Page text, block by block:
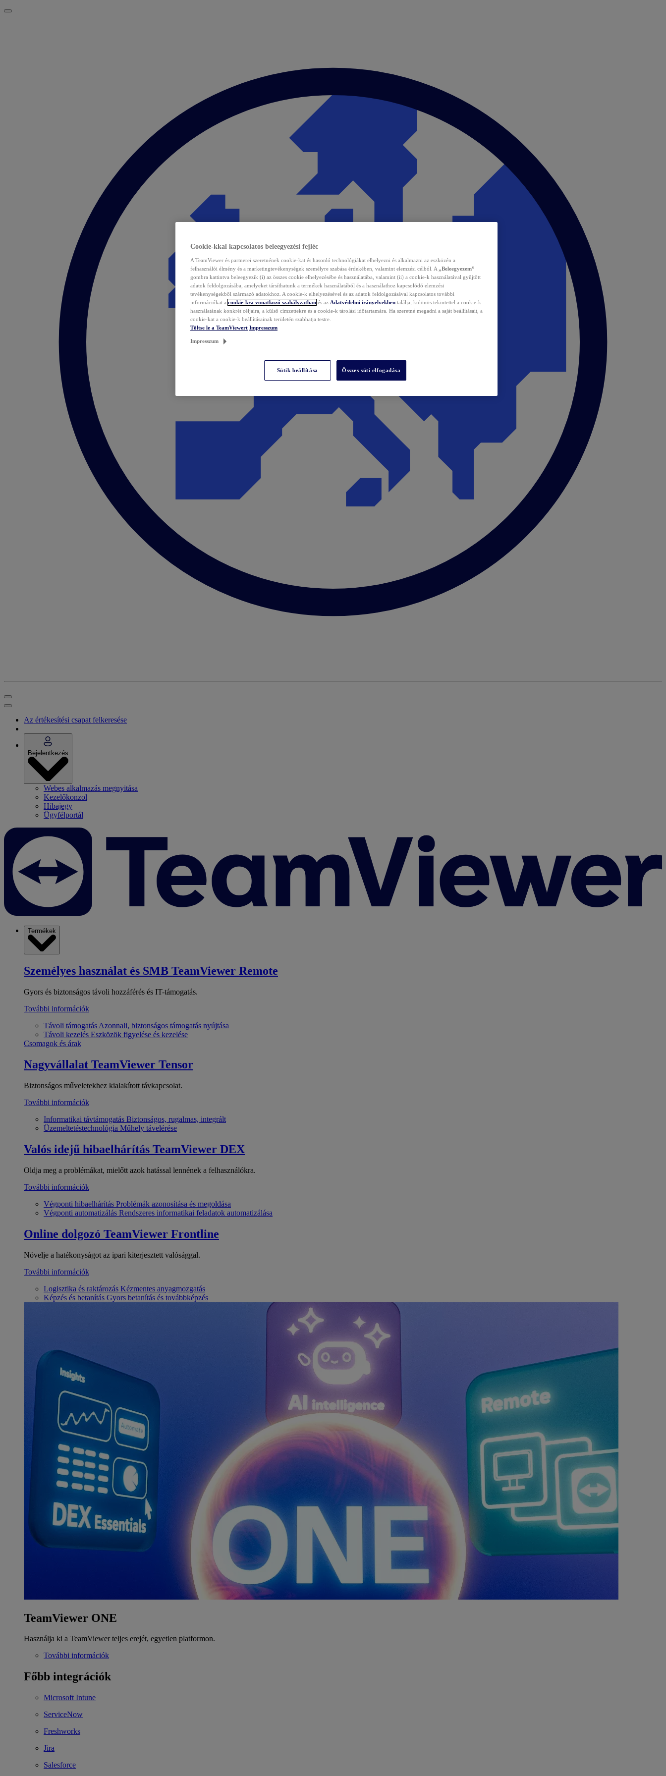
Az értékesítési csapat felkeresése
Bejelentkezés
Webes alkalmazás megnyitása
Kezelőkonzol
Hibajegy
Ügyfélportál
Termékek
Személyes használat és SMB TeamViewer Remote
Gyors és biztonságos távoli hozzáférés és IT-támogatás.
További információk
Távoli támogatás Azonnali, biztonságos támogatás nyújtása
Távoli kezelés Eszközök figyelése és kezelése
Csomagok és árak
Nagyvállalat TeamViewer Tensor
Biztonságos műveletekhez kialakított távkapcsolat.
További információk
Informatikai távtámogatás Biztonságos, rugalmas, integrált
Üzemeltetéstechnológia Műhely távelérése
Valós idejű hibaelhárítás TeamViewer DEX
Oldja meg a problémákat, mielőtt azok hatással lennének a felhasználókra.
További információk
Végponti hibaelhárítás Problémák azonosítása és megoldása
Végponti automatizálás Rendszeres informatikai feladatok automatizálása
Online dolgozó TeamViewer Frontline
Növelje a hatékonyságot az ipari kiterjesztett valósággal.
További információk
Logisztika és raktározás Kézmentes anyagmozgatás
Képzés és betanítás Gyors betanítás és továbbképzés
TeamViewer ONE
Használja ki a TeamViewer teljes erejét, egyetlen platformon.
További információk
Főbb integrációk
Microsoft Intune
ServiceNow
Freshworks
Jira
Salesforce
Cookie-kkal kapcsolatos beleegyezési fejléc
A TeamViewer és partnerei szeretnének cookie-kat és hasonló technológiákat elhelyezni és alkalmazni az eszközén a
felhasználói élmény és a marketingtevékenységek személyre szabása érdekében, valamint elemzési célból. A „Beleegyezem”
gombra kattintva beleegyezik (i) az összes cookie elhelyezésébe és használatába, valamint (ii) a cookie-k használatával gyűjtött
adatok feldolgozásába, amelyeket társíthatunk a termékek használatából és a használathoz kapcsolódó elemzési
tevékenységekből származó adatokhoz. A cookie-k elhelyezésével és az adatok feldolgozásával kapcsolatos további
információkat a cookie-kra vonatkozó szabályzatban és az Adatvédelmi irányelvekben találja, különös tekintettel a cookie-k
használatának konkrét céljaira, a külső címzettekre és a cookie-k tárolási időtartamára. Ha szeretné megadni a saját beállításait, a
cookie-kat a cookie-k beállításainak területén szabhatja testre.
Töltse le a TeamViewert Impresszum
Impresszum
Sütik beállítása Összes süti elfogadása